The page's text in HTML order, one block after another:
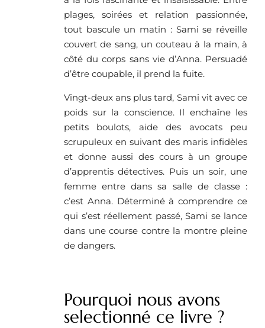
plages, soirées et relation passionnée,
tout bascule un matin : Sami se réveille
couvert de sang, un couteau à la main, à
côté du corps sans vie d’Anna. Persuadé
d’être coupable, il prend la fuite.
Vingt-deux ans plus tard, Sami vit avec ce
poids sur la conscience. Il enchaîne les
petits boulots, aide des avocats peu
scrupuleux en suivant des maris infidèles
et donne aussi des cours à un groupe
d’apprentis détectives. Puis un soir, une
femme entre dans sa salle de classe :
c’est Anna. Déterminé à comprendre ce
qui s’est réellement passé, Sami se lance
dans une course contre la montre pleine
de dangers.
Pourquoi nous avons
selectionné ce livre ?